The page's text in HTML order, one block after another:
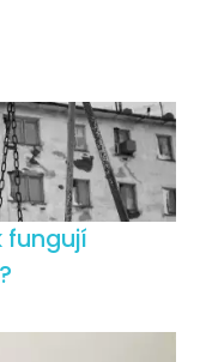
fungují